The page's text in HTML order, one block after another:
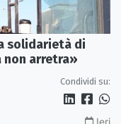
solidarietà di
non arretra»
Condividi su:
Ieri